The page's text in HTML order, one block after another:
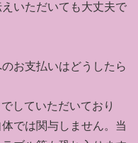
いただいても大丈夫で
お支払いはどうしたら
していただいており
では関与しません。当